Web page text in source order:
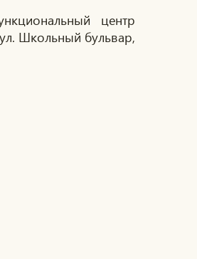
центр
Школьный бульвар,